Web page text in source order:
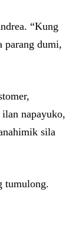
“Kung
parang dumi,
napayuko,
sila
tumulong.